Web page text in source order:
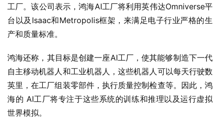
工厂。该公司表示，鸿海AI工厂将利用英伟达Omniverse平
台以及Isaac和Metropolis框架，来满足电子行业严格的生
产和质量标准。
鸿海还称，其目标是创建一座AI工厂，使其能够制造下一代
自主移动机器人和工业机器人，这些机器人可以每天行驶数
英里，在工厂组装零部件，执行质量控制检查等。因此，鸿
海的 AI工厂将专注于这些系统的训练和推理以及运行虚拟
世界模拟。